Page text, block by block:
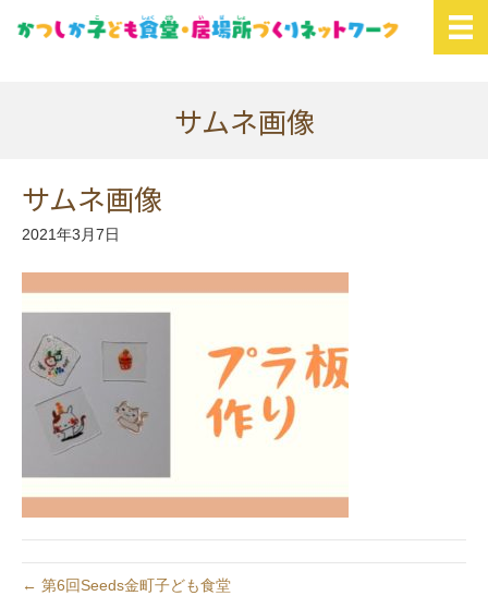
サムネ画像
サムネ画像
2021年3月7日
← 第6回Seeds金町子ども食堂